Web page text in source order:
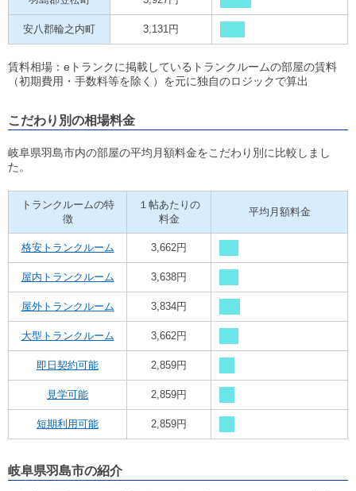
安八郡輪之内町 3,131円
賃料相場：eトランクに掲載しているトランクルームの部屋の賃料
（初期費用・手数料等を除く）を元に独自のロジックで算出
こだわり別の相場料金
岐阜県羽島市内の部屋の平均月額料金をこだわり別に比較しまし
た。
トランクルームの特
徴
１帖あたりの
料金
平均月額料金
格安トランクルーム 3,662円
屋内トランクルーム 3,638円
屋外トランクルーム 3,834円
大型トランクルーム 3,662円
即日契約可能 2,859円
見学可能 2,859円
短期利用可能 2,859円
岐阜県羽島市の紹介